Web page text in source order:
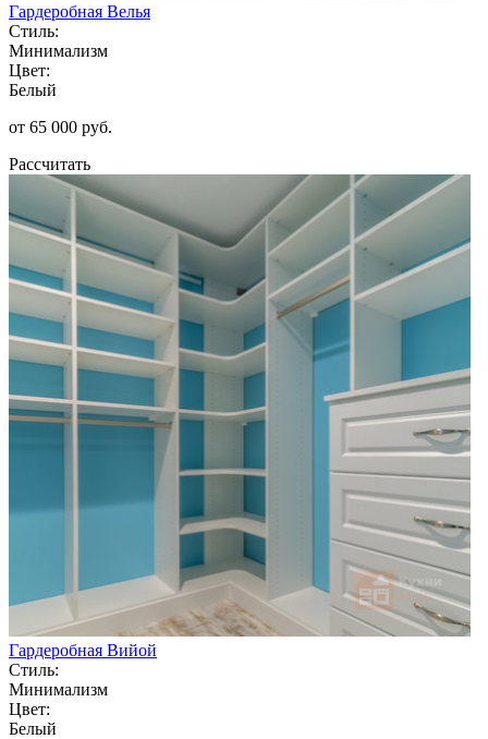
Гардеробная Велья
Стиль:
Минимализм
Цвет:
Белый
от 65 000 руб.
Рассчитать
Гардеробная Вийой
Стиль:
Минимализм
Цвет:
Белый